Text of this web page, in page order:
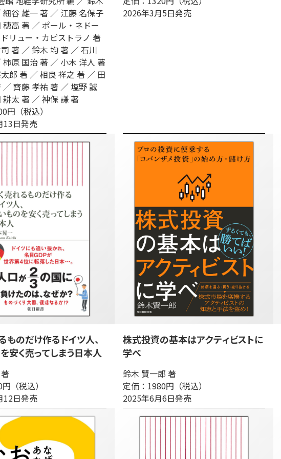
細谷 雄一 著 ／ 江藤 名保子
穂高 著 ／ ポール・ネドー
リュー・カピストラノ 著
著 ／ 鈴木 均 著 ／ 石川
柿原 国治 著 ／ 小木 洋人 著
郎 著 ／ 相良 祥之 著 ／ 田
／ 齊藤 孝祐 著 ／ 塩野 誠
耕太 著 ／ 神保 謙 著
円（税込）
13日発売
2026年3月5日発売
ものだけ作るドイツ人、
安く売ってしまう日本人
（税込）
12日発売
株式投資の基本はアクティビストに
学べ
鈴木 賢一郎 著
定価：1980円（税込）
2025年6月6日発売